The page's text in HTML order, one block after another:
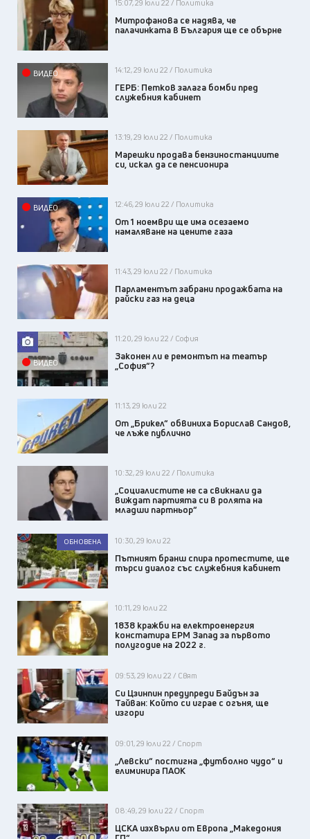
15:07, 29 юли 22 / Политика
Митрофанова се надява, че
палачинката в България ще се обърне
ВИДЕО 14:12, 29 юли 22 / Политика
ГЕРБ: Петков залага бомби пред
служебния кабинет
13:19, 29 юли 22 / Политика
Марешки продава бензиностанциите
си, искал да се пенсионира
ВИДЕО 12:46, 29 юли 22 / Политика
От 1 ноември ще има осезаемо
намаляване на цените газа
11:43, 29 юли 22 / Политика
Парламентът забрани продажбата на
райски газ на деца
ВИДЕО
11:20, 29 юли 22 / София
Законен ли е ремонтът на театър
„София“?
11:13, 29 юли 22
От „Брикел“ обвиниха Борислав Сандов,
че лъже публично
10:32, 29 юли 22 / Политика
„Социалистите не са свикнали да
виждат партията си в ролята на
младши партньор“
ОБНОВЕНА 10:30, 29 юли 22
Пътният бранш спира протестите, ще
търси диалог със служебния кабинет
10:11, 29 юли 22
1838 кражби на електроенергия
констатира ЕРМ Запад за първото
полугодие на 2022 г.
09:53, 29 юли 22 / Свят
Си Цзинпин предупреди Байдън за
Тайван: Който си играе с огъня, ще
изгори
09:01, 29 юли 22 / Спорт
„Левски“ постигна „футболно чудо“ и
елиминира ПАОК
08:49, 29 юли 22 / Спорт
ЦСКА изхвърли от Европа „Македония